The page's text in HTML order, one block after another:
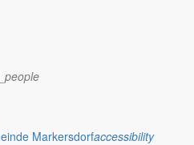
Markersdorfaccessibility